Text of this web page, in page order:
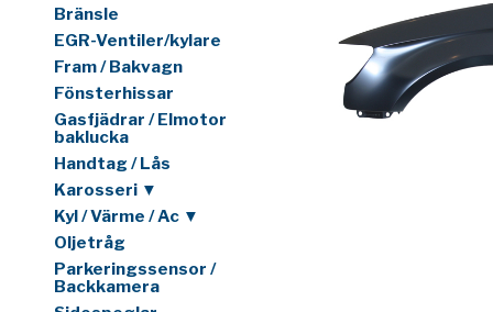
Bränsle
EGR-Ventiler/kylare
Fram / Bakvagn
Fönsterhissar
Gasfjädrar / Elmotor
baklucka
Handtag / Lås
Karosseri ▼
Kyl / Värme / Ac ▼
Oljetråg
Parkeringssensor /
Backkamera